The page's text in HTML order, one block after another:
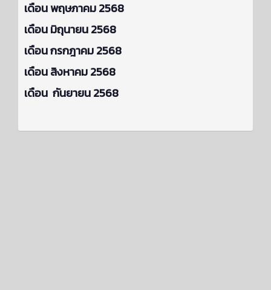
เดือน พฤษภาคม 2568
เดือน มิถุนายน 2568
เดือน กรกฎาคม 2568
เดือน สิงหาคม 2568
เดือน กันยายน 2568